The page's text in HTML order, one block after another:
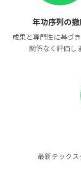
年功序列の
成果と専門性に基づ
関係なく評価し
最新テック